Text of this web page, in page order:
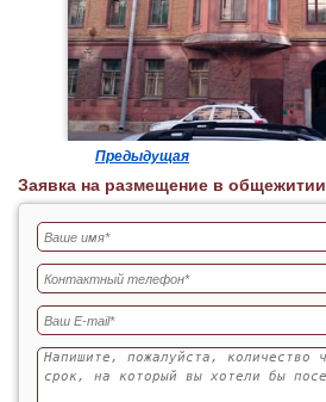
Предыдущая
Заявка на размещение в общежитии